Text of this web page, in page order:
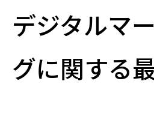
デジタルマ
グに関する